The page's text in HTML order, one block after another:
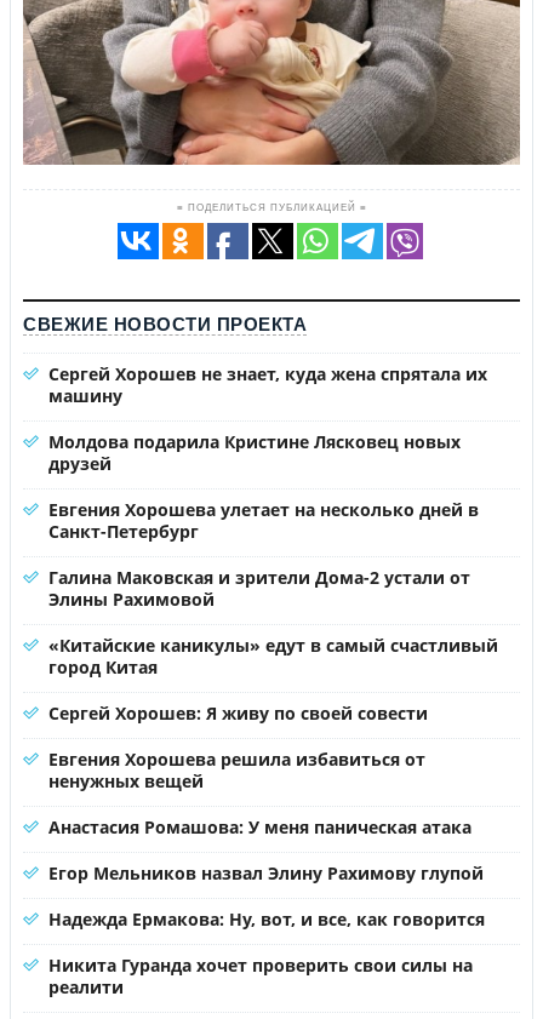
≡ ПОДЕЛИТЬСЯ ПУБЛИКАЦИЕЙ ≡
СВЕЖИЕ НОВОСТИ ПРОЕКТА
Сергей Хорошев не знает, куда жена спрятала их
машину
Молдова подарила Кристине Лясковец новых
друзей
Евгения Хорошева улетает на несколько дней в
Санкт-Петербург
Галина Маковская и зрители Дома-2 устали от
Элины Рахимовой
«Китайские каникулы» едут в самый счастливый
город Китая
Сергей Хорошев: Я живу по своей совести
Евгения Хорошева решила избавиться от
ненужных вещей
Анастасия Ромашова: У меня паническая атака
Егор Мельников назвал Элину Рахимову глупой
Надежда Ермакова: Ну, вот, и все, как говорится
Никита Гуранда хочет проверить свои силы на
реалити